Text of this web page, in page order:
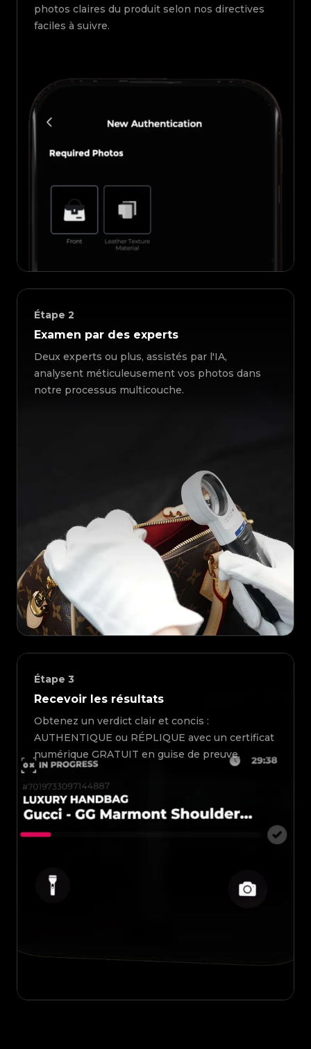
photos claires du produit selon nos directives
faciles à suivre.
Étape 2
Examen par des experts
Deux experts ou plus, assistés par l'IA,
analysent méticuleusement vos photos dans
notre processus multicouche.
Étape 3
Recevoir les résultats
Obtenez un verdict clair et concis :
AUTHENTIQUE ou RÉPLIQUE avec un certificat
numérique GRATUIT en guise de preuve.